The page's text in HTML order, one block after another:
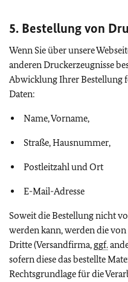
5. Bestellung von
Wenn Sie über unsere
anderen Druckerzeugnisse
Abwicklung Ihrer Bestellung
Daten:
Name, Vorname,
Straße, Hausnummer,
Postleitzahl und Ort
E-Mail-Adresse
Soweit die Bestellung nicht
werden kann, werden die
Dritte (Versandfirma, ggf.
sofern diese das bestellte
Rechtsgrundlage für die